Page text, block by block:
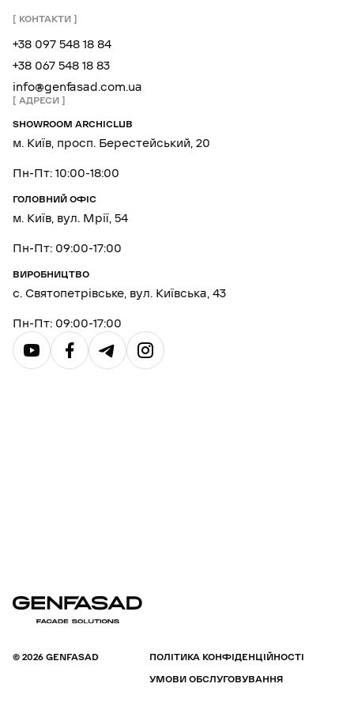
КОНТАКТИ
+38 097 548 18 84
+38 067 548 18 83
info@genfasad.com.ua
АДРЕСИ
SHOWROOM ARCHICLUB
м. Київ, просп. Берестейський, 20
Пн-Пт: 10:00-18:00
ГОЛОВНИЙ ОФІС
м. Київ, вул. Мрії, 54
Пн-Пт: 09:00-17:00
ВИРОБНИЦТВО
с. Святопетрівське, вул. Київська, 43
Пн-Пт: 09:00-17:00
© 2026 GENFASAD
ПОЛІТИКА КОНФІДЕНЦІЙНОСТІ
УМОВИ ОБСЛУГОВУВАННЯ